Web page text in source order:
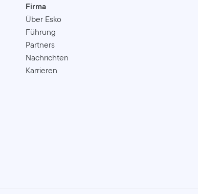
Firma
Über Esko
Führung
Partners
Nachrichten
Karrieren